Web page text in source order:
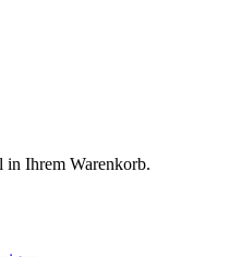
in Ihrem Warenkorb.